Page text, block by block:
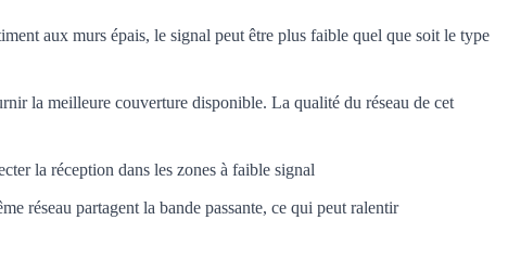
aux murs épais, le signal peut être plus faible quel que soit le type
la meilleure couverture disponible. La qualité du réseau de cet
la réception dans les zones à faible signal
réseau partagent la bande passante, ce qui peut ralentir